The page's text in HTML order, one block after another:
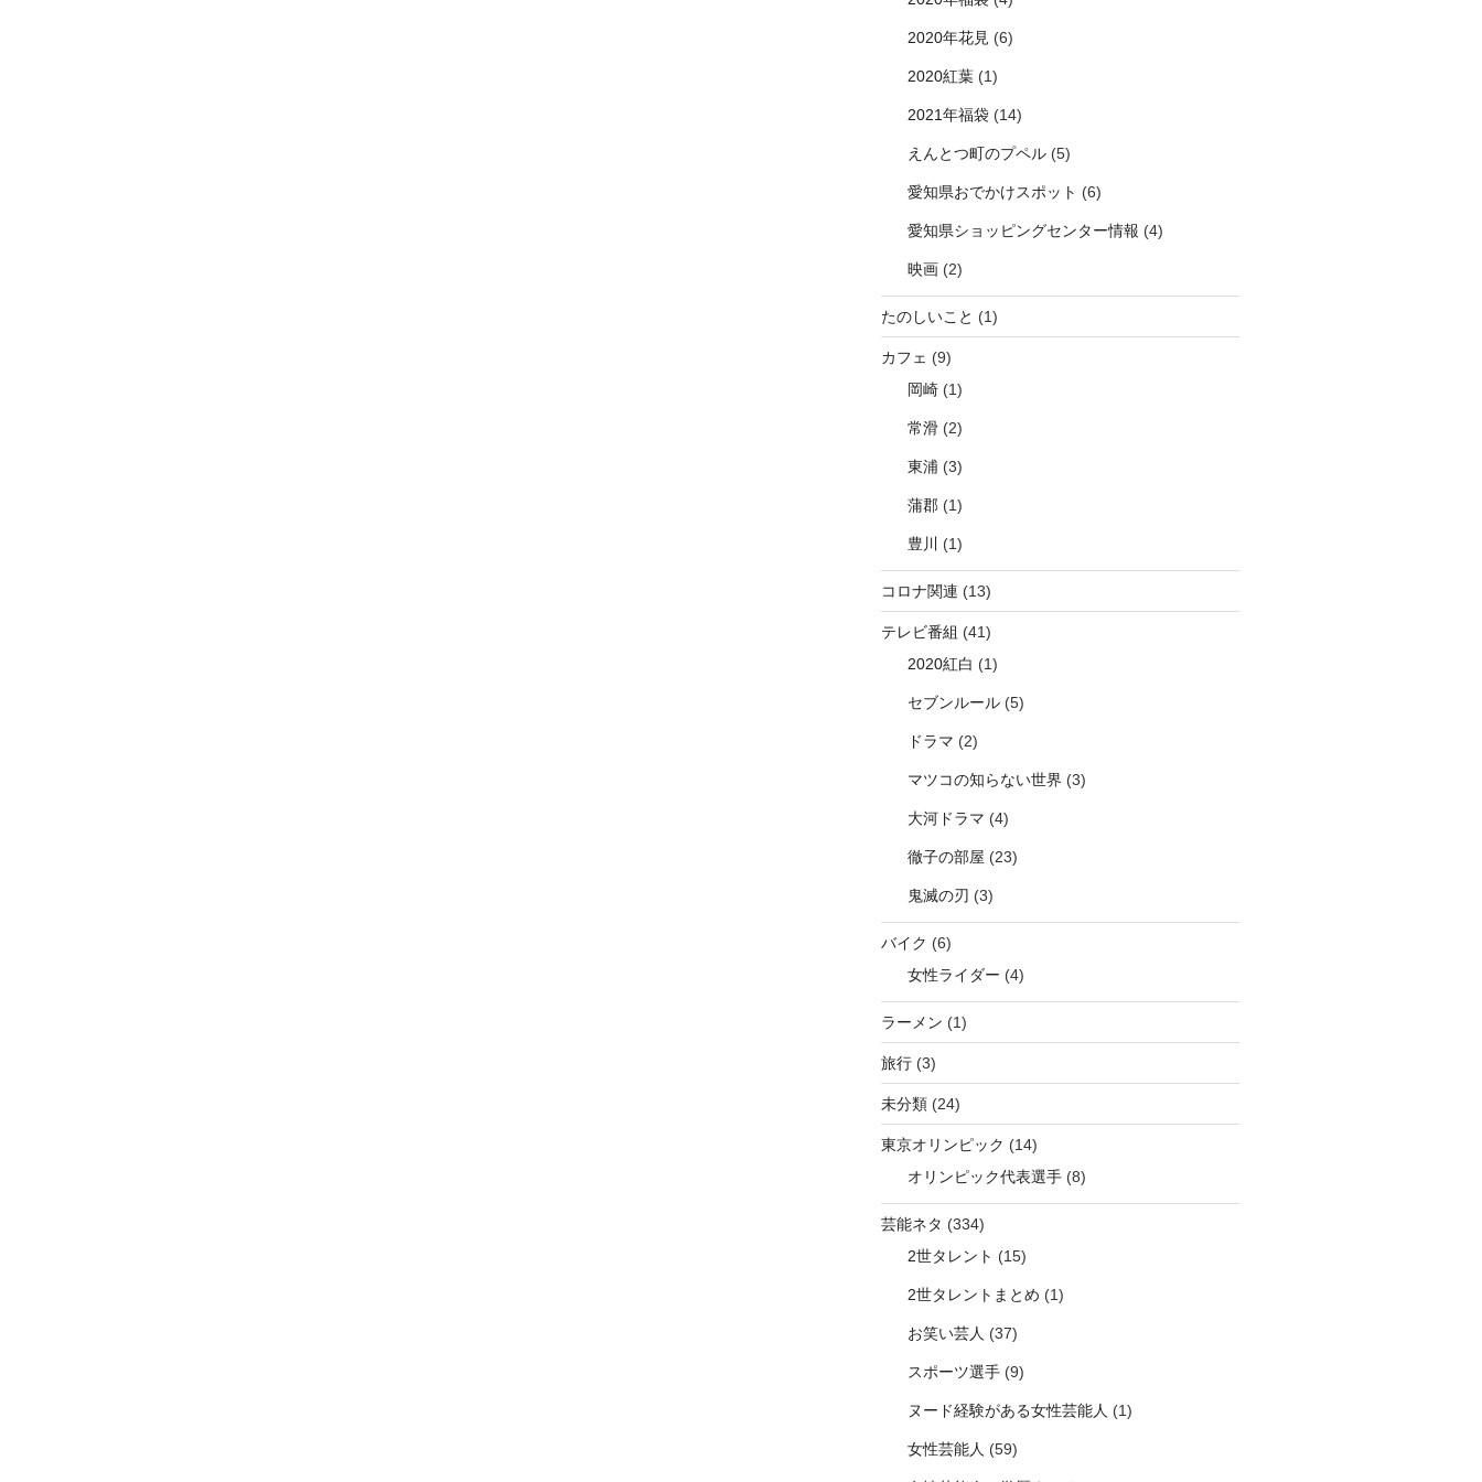
2020年花見 (6)
2020紅葉(1)
2021年福袋(14)
えんとつ町のプペル(5)
愛知県おでかけスポット (6)
愛知県ショッピングセンター情報 (4)
映画(2)
たのしいこと (1)
カフェ (9)
岡崎(1)
常滑(2)
東浦 (3)
蒲郡(1)
豊川 (1)
コロナ関連 (13)
テレビ番組 (41)
2020紅白 (1)
セブンルール(5)
ドラマ (2)
マツコの知らない世界 (3)
大河ドラマ (4)
徹子の部屋 (23)
鬼滅の刃 (3)
バイク (6)
女性ライダー (4)
ラーメン (1)
旅行(3)
未分類(24)
東京オリンピック (14)
オリンピック代表選手(8)
芸能ネタ (334)
2世タレント (15)
2世タレントまとめ (1)
お笑い芸人 (37)
スポーツ選手(9)
ヌード経験がある女性芸能人 (1)
女性芸能人 (59)